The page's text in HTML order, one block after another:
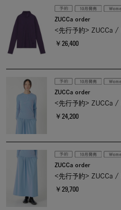
ZUCCa order
<先行予約> ZUCCa /
￥26,400
ZUCCa order
<先行予約> ZUCCa /
￥24,200
ZUCCa order
<先行予約> ZUCCa /
￥29,700